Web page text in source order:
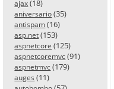
ajax (18)
aniversario (35)
antispam (16)
asp.net (153)
aspnetcore (125)
aspnetcoremvc (91)
aspnetmvc (179)
auges (11)